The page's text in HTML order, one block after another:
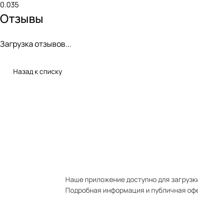
0.035
Отзывы
Загрузка отзывов...
Назад к списку
Наше приложение доступно для
Подробная информация и публичная